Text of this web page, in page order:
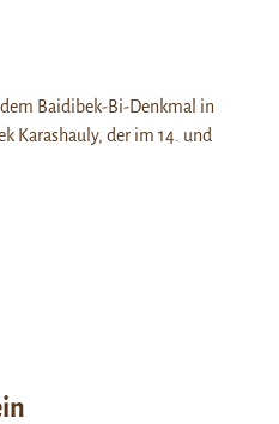
Baidibek-Bi-Denkmal in
Karashauly, der im 14. und